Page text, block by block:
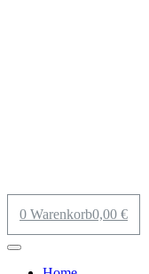
0,00 €
0 Warenkorb